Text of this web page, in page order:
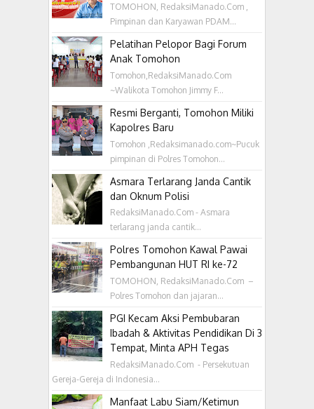
TOMOHON, RedaksiManado.Com ,
Pimpinan dan Karyawan PDAM...
Pelatihan Pelopor Bagi Forum
Anak Tomohon
Tomohon,RedaksiManado.Com
~Walikota Tomohon Jimmy F...
Resmi Berganti, Tomohon Miliki
Kapolres Baru
Tomohon ,Redaksimanado.com~Pucuk
pimpinan di Polres Tomohon...
Asmara Terlarang Janda Cantik
dan Oknum Polisi
RedaksiManado.Com - Asmara
terlarang janda cantik...
Polres Tomohon Kawal Pawai
Pembangunan HUT RI ke-72
TOMOHON, RedaksiManado.Com –
Polres Tomohon dan jajaran...
PGI Kecam Aksi Pembubaran
Ibadah & Aktivitas Pendidikan Di 3
Tempat, Minta APH Tegas
RedaksiManado.Com - Persekutuan
Gereja-Gereja di Indonesia...
Manfaat Labu Siam/Ketimun